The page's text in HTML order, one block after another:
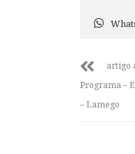
artigo
Programa –
– Lamego